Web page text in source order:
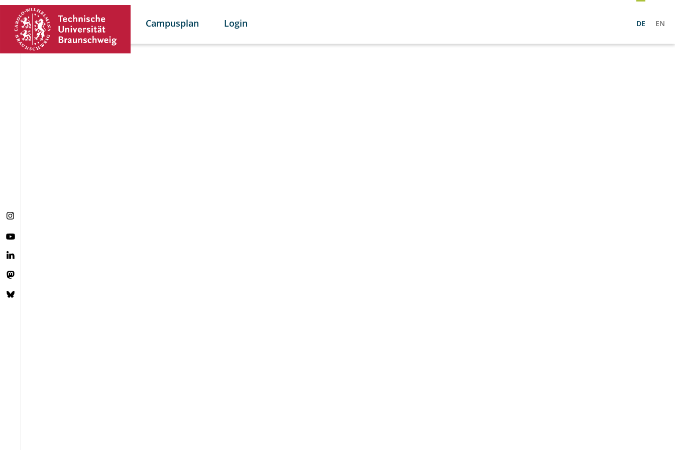
Campusplan Login DE EN